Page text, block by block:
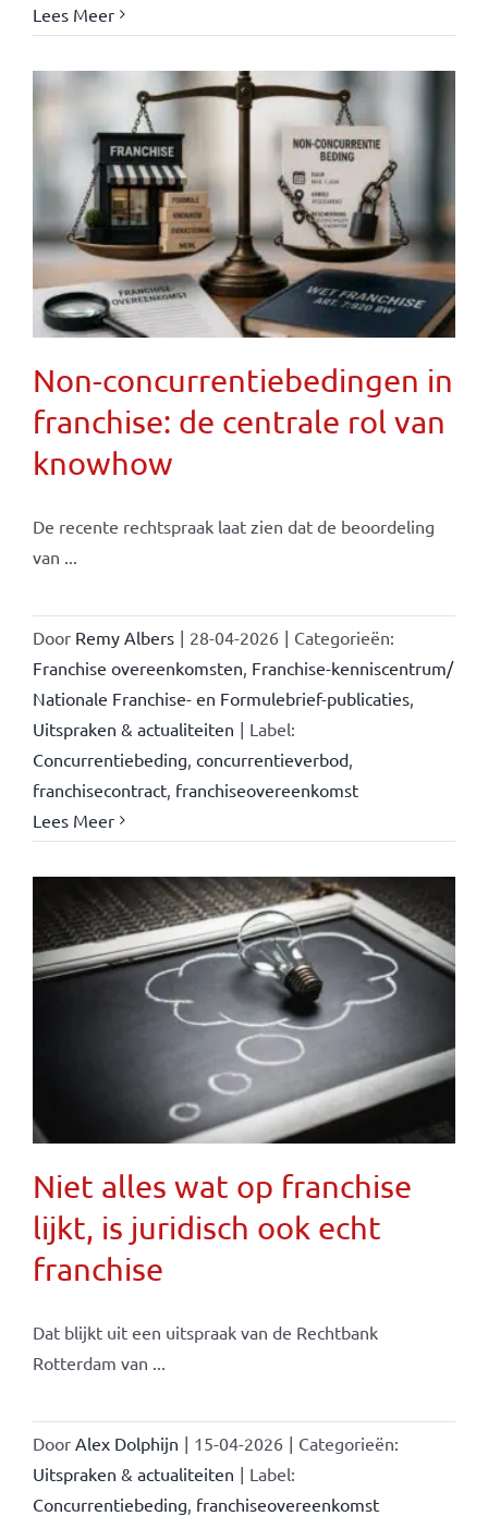
Lees Meer
Non-concurrentiebedingen in
franchise: de centrale rol van
knowhow
De recente rechtspraak laat zien dat de beoordeling
van ...
Door Remy Albers | 28-04-2026 | Categorieën:
Franchise overeenkomsten Franchise-kenniscentrum/
Nationale Franchise- en Formulebrief-publicaties,
Uitspraken & actualiteiten | Label:
Concurrentiebeding concurrentieverbod,
franchisecontract, franchiseovereenkomst
Lees Meer
Niet alles wat op franchise
lijkt, is juridisch ook echt
franchise
Dat blijkt uit een uitspraak van de Rechtbank
Rotterdam van ...
Door Alex Dolphijn | 15-04-2026 | Categorieën:
Uitspraken & actualiteiten | Label:
Concurrentiebeding franchiseovereenkomst